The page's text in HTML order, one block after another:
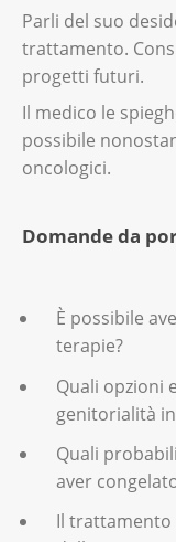
Parli del suo
trattamento.
progetti futuri.
Il medico le
possibile
oncologici.
Domande da
È possibile
terapie?
Quali opzioni
genitorialità
Quali
aver
Il trattamento